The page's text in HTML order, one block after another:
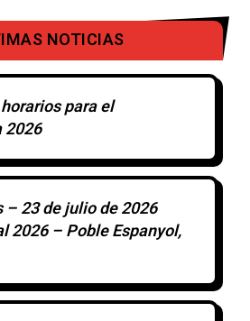
NOTICIAS
para el
2026
– 23 de julio de 2026
2026 – Poble Espanyol,